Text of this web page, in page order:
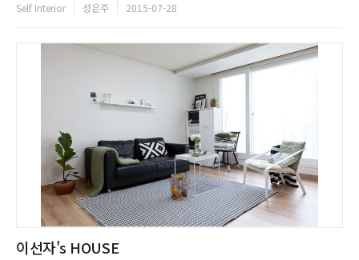
아직 어린 사내아이 둘을 돌보느라 인테리어에 온전히 시간을 투자할 수 없
Self Interior 성은주 2015-07-28
이선자's HOUSE